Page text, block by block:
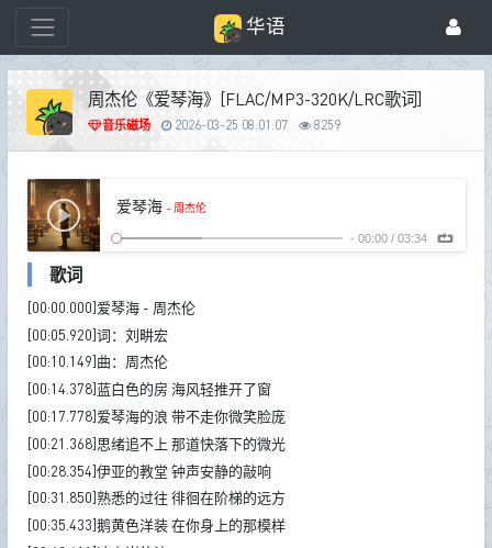
华语
周杰伦《爱琴海》[FLAC/MP3-320K/LRC歌词]
音乐磁场 2026-03-25 08:01:07 8259
爱琴海 - 周杰伦
- 00:00/ 03:34
歌词
[00:00.000]爱琴海 - 周杰伦
[00:05.920]词：刘畊宏
[00:10.149]曲：周杰伦
[00:14.378]蓝白色的房 海风轻推开了窗
[00:17.778]爱琴海的浪 带不走你微笑脸庞
[00:21.368]思绪追不上 那道快落下的微光
[00:28.354]伊亚的教堂 钟声安静的敲响
[00:31.850]熟悉的过往 徘徊在阶梯的远方
[00:35.433]鹅黄色洋装 在你身上的那模样